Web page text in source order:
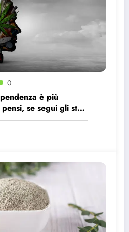
0
è più
se segui gli step